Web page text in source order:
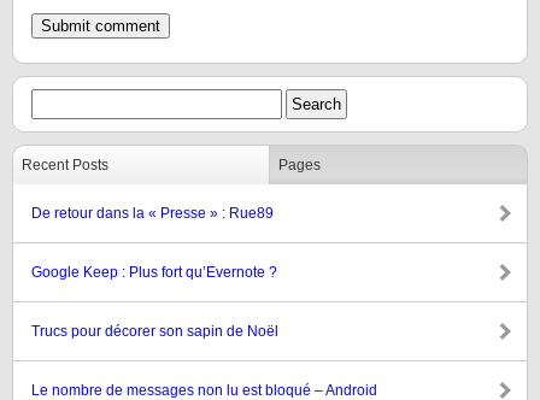
Recent Posts Pages
De retour dans la « Presse » : Rue89
Google Keep : Plus fort qu’Evernote ?
Trucs pour décorer son sapin de Noël
Le nombre de messages non lu est bloqué – Android